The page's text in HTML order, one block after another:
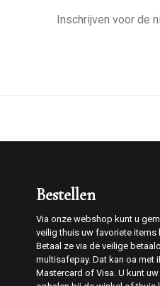
mailadres
Bestellen
Via onze webshop kunt u
veilig thuis uw favoriete items
Betaal ze via de veilige
multisafepay. Dat kan oa met
Mastercard of Visa. U kunt